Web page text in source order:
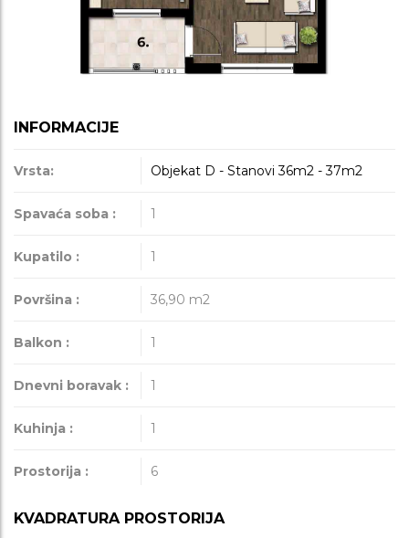
INFORMACIJE
Vrsta: Objekat D - Stanovi 36m2 - 37m2
Spavaća soba : 1
Kupatilo : 1
Površina : 36,90 m2
Balkon : 1
Dnevni boravak : 1
Kuhinja : 1
Prostorija : 6
KVADRATURA PROSTORIJA